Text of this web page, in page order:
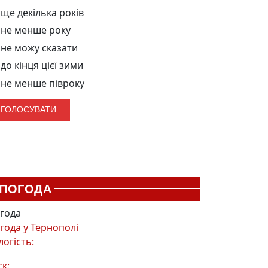
ще декілька років
не менше року
не можу сказати
до кінця цієї зими
не менше півроку
ПОГОДА
уТернополі